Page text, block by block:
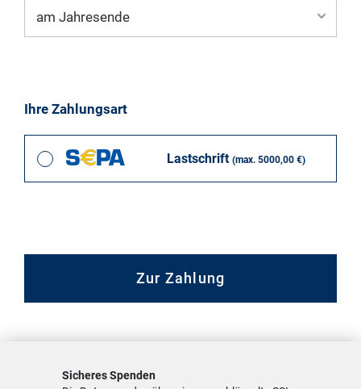
Ihre Zahlungsart
Lastschrift (max. 5000,00 €)
Zur Zahlung
Sicheres Spenden